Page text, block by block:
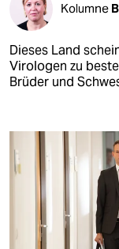
Kolumne
Dieses Land
Virologen zu
Brüder und